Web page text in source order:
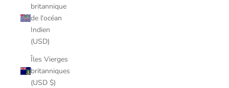
britannique
de l'océan
Indien
(USD)
Îles Vierges
britanniques
(USD $)